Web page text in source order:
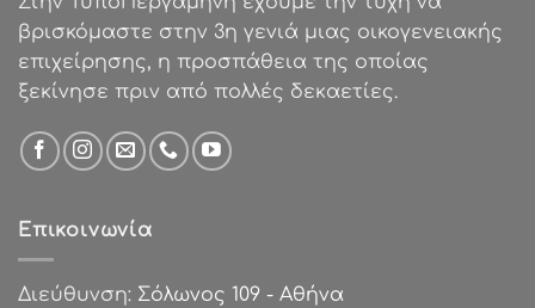
βρισκόμαστε στην 3η γενιά μιας οικογενειακής
επιχείρησης, η προσπάθεια της οποίας
ξεκίνησε πριν από πολλές δεκαετίες.
Επικοινωνία
Διεύθυνση: Σόλωνος 109 - Αθήνα